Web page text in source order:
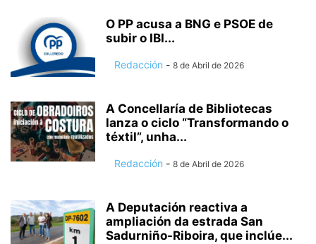
O PP acusa a BNG e PSOE de
subir o IBI...
Redacción - 8 de Abril de 2026
A Concellaría de Bibliotecas
lanza o ciclo “Transformando o
téxtil”, unha...
Redacción - 8 de Abril de 2026
A Deputación reactiva a
ampliación da estrada San
Sadurniño-Riboira, que inclúe...